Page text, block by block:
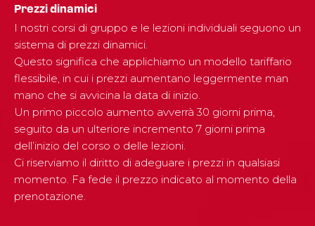
Prezzi dinamici
I nostri corsi di gruppo e le lezioni individuali seguono un
sistema di prezzi dinamici.
Questo significa che applichiamo un modello tariffario
flessibile, in cui i prezzi aumentano leggermente man
mano che si avvicina la data di inizio.
Un primo piccolo aumento avverrà 30 giorni prima,
seguito da un ulteriore incremento 7 giorni prima
dell’inizio del corso o delle lezioni.
Ci riserviamo il diritto di adeguare i prezzi in qualsiasi
momento. Fa fede il prezzo indicato al momento della
prenotazione.